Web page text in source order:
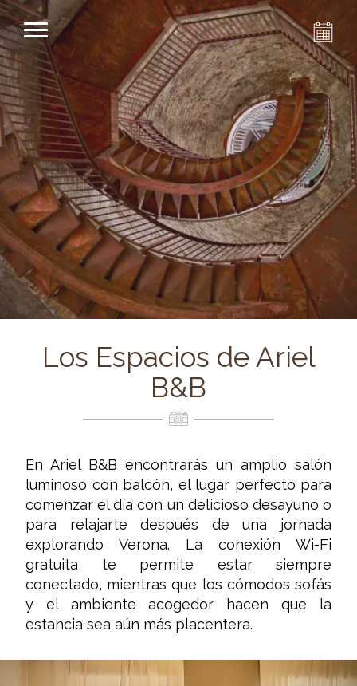
Los Espacios de Ariel
B&B
En Ariel B&B encontrarás un amplio salón
luminoso con balcón, el lugar perfecto para
comenzar el día con un delicioso desayuno o
para relajarte después de una jornada
explorando Verona. La conexión Wi-Fi
gratuita te permite estar siempre
conectado, mientras que los cómodos sofás
y el ambiente acogedor hacen que la
estancia sea aún más placentera.